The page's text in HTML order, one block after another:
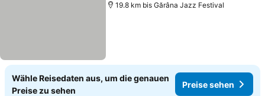
19.8 km bis Gărâna Jazz Festival
Wähle Reisedaten aus, um die genauen
Preise zu sehen
Preise sehen